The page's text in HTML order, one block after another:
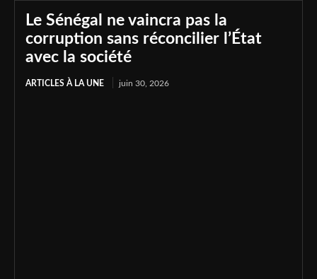
Le Sénégal ne vaincra pas la
corruption sans réconcilier l’État
avec la société
ARTICLES À LA UNE juin 30, 2026